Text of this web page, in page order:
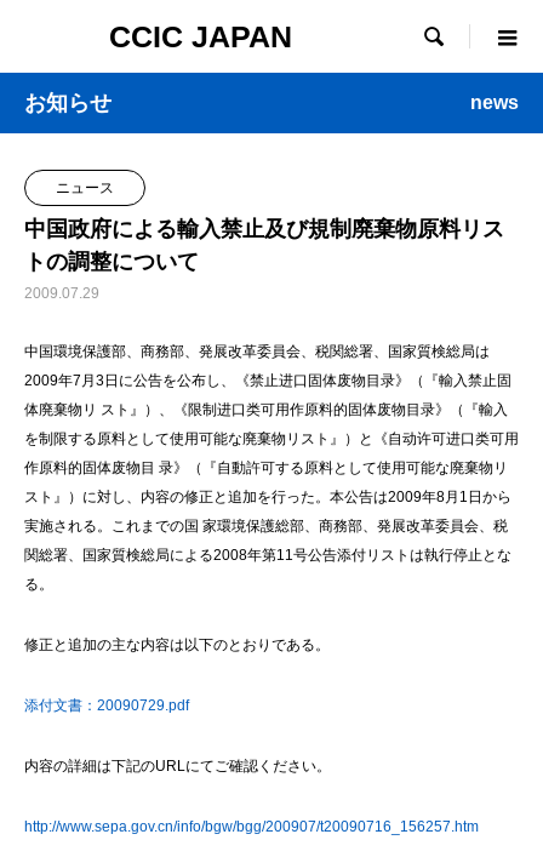
CCIC JAPAN 
お知らせ news
ニュース
中国政府による輸入禁止及び規制廃棄物原料リス
トの調整について
2009.07.29
中国環境保護部、商務部、発展改革委員会、税関総署、国家質検総局は
2009年7月3日に公告を公布し、《禁止进口固体废物目录》（『輸入禁止固
体廃棄物リ スト』）、《限制进口类可用作原料的固体废物目录》（『輸入
を制限する原料として使用可能な廃棄物リスト』）と《自动许可进口类可用
作原料的固体废物目 录》（『自動許可する原料として使用可能な廃棄物リ
スト』）に対し、内容の修正と追加を行った。本公告は2009年8月1日から
実施される。これまでの国 家環境保護総部、商務部、発展改革委員会、税
関総署、国家質検総局による2008年第11号公告添付リストは執行停止とな
る。
修正と追加の主な内容は以下のとおりである。
添付文書：20090729.pdf
内容の詳細は下記のURLにてご確認ください。
http://www.sepa.gov.cn/info/bgw/bgg/200907/t20090716_156257.htm